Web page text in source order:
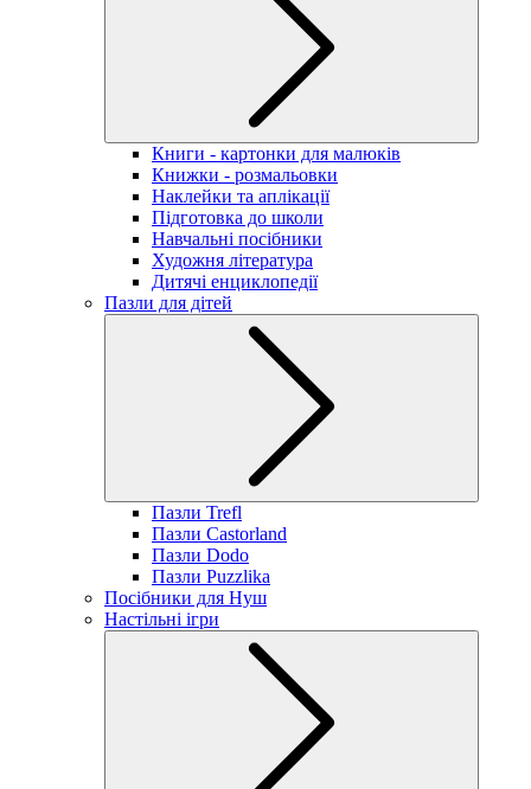
Книги - картонки для малюків
Книжки - розмальовки
Наклейки та аплікації
Підготовка до школи
Навчальні посібники
Художня література
Дитячі енциклопедії
Пазли для дітей
Пазли Trefl
Пазли Castorland
Пазли Dodo
Пазли Puzzlika
Посібники для Нуш
Настільні ігри